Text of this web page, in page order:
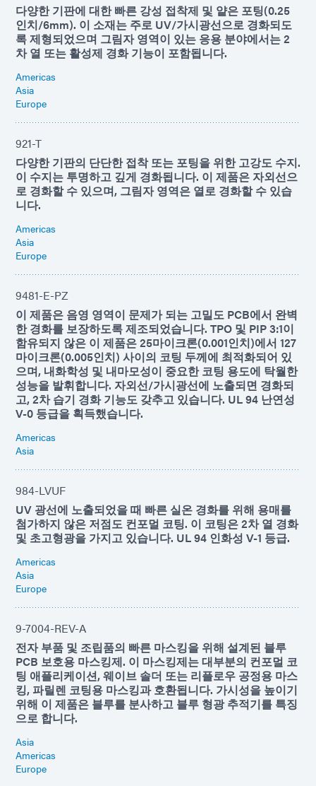
다양한 기판에 대한 빠른 강성 접착제 및 얕은 포팅(0.25
인치/6mm). 이 소재는 주로 UV/가시광선으로 경화되도
록 제형되었으며 그림자 영역이 있는 응용 분야에서는 2
차 열 또는 활성제 경화 기능이 포함됩니다.
Americas
Asia
Europe
921-T
다양한 기판의 단단한 접착 또는 포팅을 위한 고강도 수지.
이 수지는 투명하고 깊게 경화됩니다. 이 제품은 자외선으
로 경화할 수 있으며, 그림자 영역은 열로 경화할 수 있습
니다.
Americas
Asia
Europe
9481-E-PZ
이 제품은 음영 영역이 문제가 되는 고밀도 PCB에서 완벽
한 경화를 보장하도록 제조되었습니다. TPO 및 PIP 3:1이
함유되지 않은 이 제품은 25마이크론(0.001인치)에서 127
마이크론(0.005인치) 사이의 코팅 두께에 최적화되어 있
으며, 내화학성 및 내마모성이 중요한 코팅 용도에 탁월한
성능을 발휘합니다. 자외선/가시광선에 노출되면 경화되
고, 2차 습기 경화 기능도 갖추고 있습니다. UL 94 난연성
V-0 등급을 획득했습니다.
Americas
Asia
984-LVUF
UV 광선에 노출되었을 때 빠른 실온 경화를 위해 용매를
첨가하지 않은 저점도 컨포멀 코팅. 이 코팅은 2차 열 경화
및 초고형광을 가지고 있습니다. UL 94 인화성 V-1 등급.
Americas
Asia
Europe
9-7004-REV-A
전자 부품 및 조립품의 빠른 마스킹을 위해 설계된 블루
PCB 보호용 마스킹제. 이 마스킹제는 대부분의 컨포멀 코
팅 애플리케이션, 웨이브 솔더 또는 리플로우 공정용 마스
킹, 파릴렌 코팅용 마스킹과 호환됩니다. 가시성을 높이기
위해 이 제품은 블루를 분사하고 블루 형광 추적기를 특징
으로 합니다.
Asia
Americas
Europe